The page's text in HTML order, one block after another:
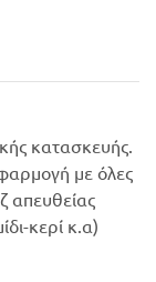
κατασκευής.
με όλες
απευθείας
κερί κ.α)